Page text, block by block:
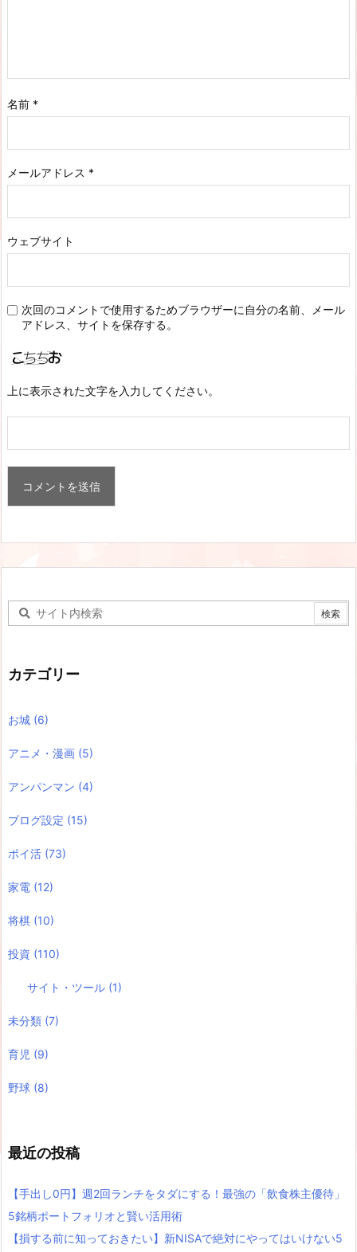
名前 *
メールアドレス *
ウェブサイト
次回のコメントで使用するためブラウザーに自分の名前、メール
アドレス、サイトを保存する。
上に表示された文字を入力してください。
カテゴリー
お城 (6)
アニメ・漫画 (5)
アンパンマン (4)
ブログ設定 (15)
ポイ活 (73)
家電 (12)
将棋 (10)
投資 (110)
サイト・ツール (1)
未分類 (7)
育児 (9)
野球 (8)
最近の投稿
【手出し0円】週2回ランチをタダにする！最強の「飲食株主優待」
5銘柄ポートフォリオと賢い活用術
【損する前に知っておきたい】新NISAで絶対にやってはいけない5